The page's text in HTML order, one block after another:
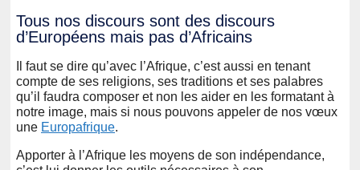
Tous nos discours sont des discours
d’Européens mais pas d’Africains
Il faut se dire qu’avec l’Afrique, c’est aussi en tenant
compte de ses religions, ses traditions et ses palabres
qu’il faudra composer et non les aider en les formatant à
notre image, mais si nous pouvons appeler de nos vœux
une Europafrique.
Apporter à l’Afrique les moyens de son indépendance,